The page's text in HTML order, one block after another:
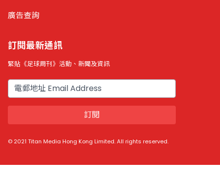
廣告查詢
訂閱最新通訊
緊貼《足球周刊》活動、新聞及資訊
電郵
訂閱
© 2021 Titan Media Hong Kong Limited. All rights reserved.